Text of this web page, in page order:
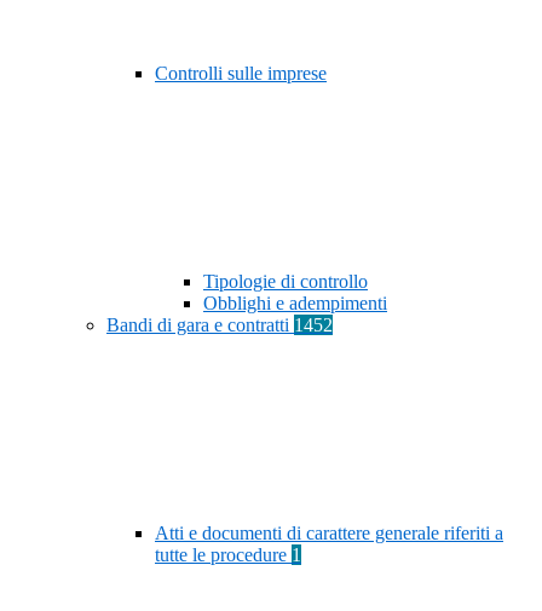
Controlli sulle imprese
Tipologie di controllo
Obblighi e adempimenti
Bandi di gara e contratti 1452
Atti e documenti di carattere generale riferiti a
tutte le procedure 1